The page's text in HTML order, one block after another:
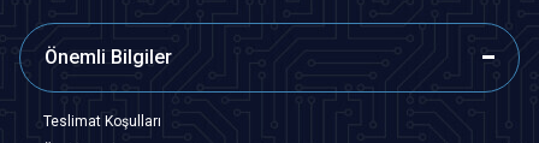
Önemli Bilgiler
Teslimat Koşulları